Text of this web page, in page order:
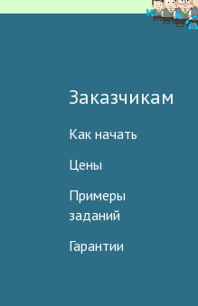
Заказчикам
Как начать
Цены
Примеры
заданий
Гарантии